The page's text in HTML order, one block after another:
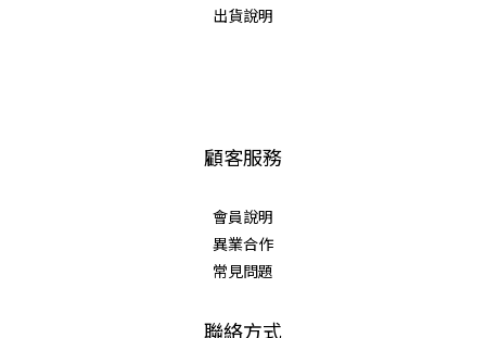
出貨說明
顧客服務
會員說明
異業合作
常見問題
聯絡方式